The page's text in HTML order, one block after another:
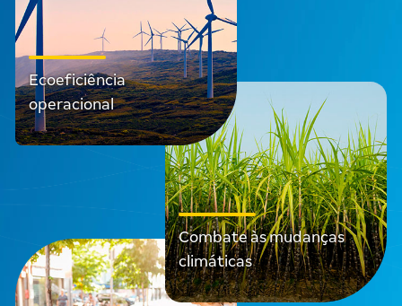
Ecoeficiência
operacional
Combate às mudanças
climáticas